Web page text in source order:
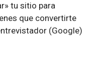
tu sitio para
que convertirte
(Google)